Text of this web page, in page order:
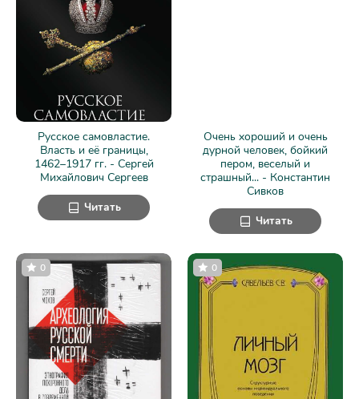
Русское самовластие.
Власть и её границы,
1462–1917 гг. - Сергей
Михайлович Сергеев
Читать
Очень хороший и очень
дурной человек, бойкий
пером, веселый и
страшный... - Константин
Сивков
Читать
0 0